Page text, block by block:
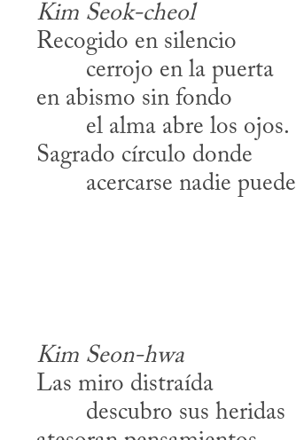
Kim Seok-cheol
Recogido en silencio
​	cerrojo en la puerta
en abismo sin fondo
​	el alma abre los ojos.
Sagrado círculo donde
​	acercarse nadie puede
Kim Seon-hwa
Las miro distraída
​	descubro sus heridas